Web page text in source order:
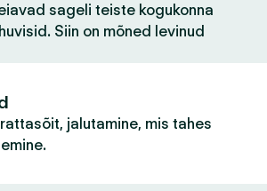
sageli teiste kogukonna
Siin on mõned levinud
jalutamine, mis tahes